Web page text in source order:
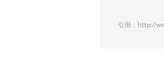
引用：http://